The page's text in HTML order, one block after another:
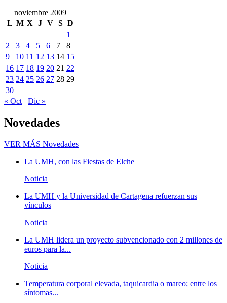
noviembre 2009
L M X J V S D
1
2
3 4 5 6 7
8
9
10 11 12 13 14 15
16 17 18 19 20 21 22
23 24 25 26 27 28 29
30
« Oct
Dic »
Novedades
VER MÁS Novedades
La UMH, con las Fiestas de Elche
Noticia
La UMH y la Universidad de Cartagena refuerzan sus
vínculos
Noticia
La UMH lidera un proyecto subvencionado con 2 millones de
euros para la...
Noticia
Temperatura corporal elevada, taquicardia o mareo; entre los
síntomas...